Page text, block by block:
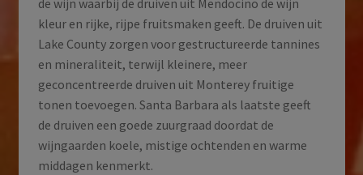
de wijn waarbij de druiven uit Mendocino de wijn
kleur en rijke, rijpe fruitsmaken geeft. De druiven uit
Lake County zorgen voor gestructureerde tannines
en mineraliteit, terwijl kleinere, meer
geconcentreerde druiven uit Monterey fruitige
tonen toevoegen. Santa Barbara als laatste geeft
de druiven een goede zuurgraad doordat de
wijngaarden koele, mistige ochtenden en warme
middagen kenmerkt.